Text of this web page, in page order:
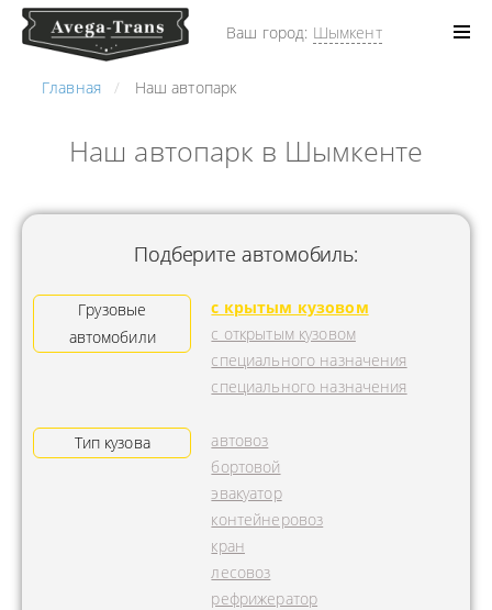
Ваш город: Шымкент
Главная Наш автопарк
Наш автопарк в Шымкенте
Подберите автомобиль:
Грузовые
автомобили
с крытым кузовом
с открытым кузовом
специального назначения
специального назначения
Тип кузова
автовоз
бортовой
эвакуатор
контейнеровоз
кран
лесовоз
рефрижератор